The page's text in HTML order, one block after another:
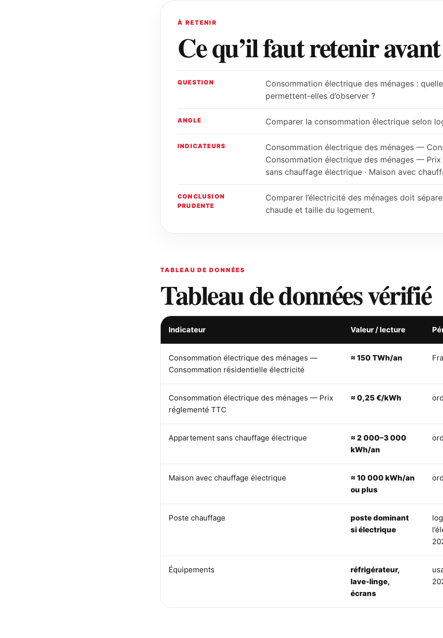
À RETENIR
Ce qu’il faut retenir
QUESTION
Consommation électrique des ménages :
permettent-elles d’observer ?
ANGLE Comparer la consommation électrique selon
INDICATEURS
Consommation électrique des ménages —
Consommation électrique des ménages —
sans chauffage électrique · Maison avec
CONCLUSION
PRUDENTE
Comparer l’électricité des ménages doit
chaude et taille du logement.
TABLEAU DE DONNÉES
Tableau de données vérifié
Indicateur Valeur / lecture
Consommation électrique des ménages —
Consommation résidentielle électricité
≈ 150 TWh/an
Consommation électrique des ménages — Prix
réglementé TTC
≈ 0,25 €/kWh
Appartement sans chauffage électrique
≈ 2 000–3 000
kWh/an
Maison avec chauffage électrique
≈ 10 000 kWh/an
ou plus
Poste chauffage
poste dominant
si électrique
Équipements
réfrigérateur,
lave-linge,
écrans